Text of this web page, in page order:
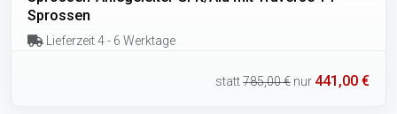
Sprossen
Lieferzeit 4 - 6 Werktage
statt785,00 € nur 441,00 €